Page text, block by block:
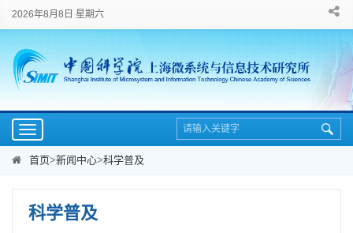
2026年8月8日 星期六
Toggle
navigation
首页>新闻中心>科学普及
科学普及